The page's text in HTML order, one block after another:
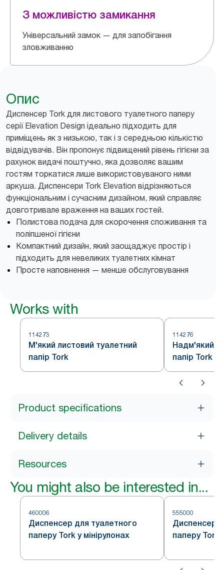
З можливістю замикання
Універсальний замок — для запобігання
зловживанню
Опис
Диспенсер Tork для листового туалетного паперу
серії Elevation Design ідеально підходить для
приміщень як з низькою, так і з середньою кількістю
відвідувачів. Він пропонує підвищений рівень гігієни за
рахунок видачі поштучно, яка дозволяє вашим
гостям торкатися лише використовуваного ними
аркуша. Диспенсери Tork Elevation відрізняються
функціональним і сучасним дизайном, який справляє
довготривале враження на ваших гостей.
Полистова подача для скорочення споживання та
поліпшеної гігієни
Компактний дизайн, який заощаджує простір і
підходить для невеликих туалетних кімнат
Просте наповнення — менше обслуговування
Works with
114273
М'який листовий туалетний
папір Tork
114276
Надм'який
папір Tork
Product specifications
Delivery details
Resources
You might also be interested in...
460006
Диспенсер для туалетного
паперу Tork у мінірулонах
555000
Диспенсер
паперу Tork